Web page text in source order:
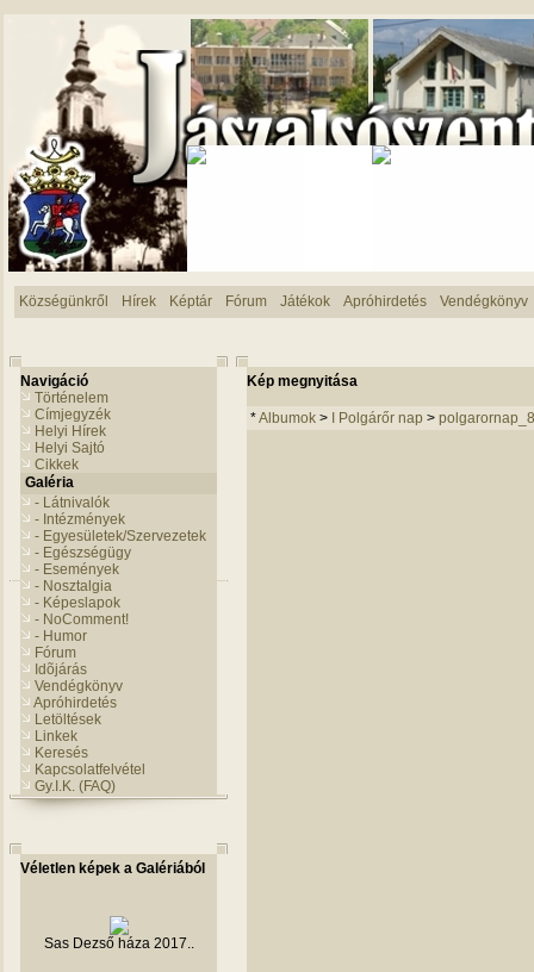
Községünkről Hírek Képtár Fórum Játékok Apróhirdetés Vendégkönyv
Navigáció
Történelem
Címjegyzék
Helyi Hírek
Helyi Sajtó
Cikkek
Galéria
- Látnivalók
- Intézmények
- Egyesületek/Szervezetek
- Egészségügy
- Események
- Nosztalgia
- Képeslapok
- NoComment!
- Humor
Fórum
Idõjárás
Vendégkönyv
Apróhirdetés
Letöltések
Linkek
Keresés
Kapcsolatfelvétel
Gy.I.K. (FAQ)
Véletlen képek a Galériából
Sas Dezső háza 2017..
Kép megnyitása
*Albumok > I Polgárőr nap >